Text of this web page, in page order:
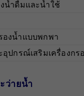
งน้ำดื่มและน้ำใช้
องน้ำแบบพกพา
อุปกรณ์เสริมเครื่องกร
ว่ายน้ำ